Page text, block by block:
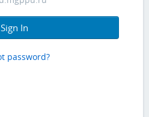
Sign In
password?